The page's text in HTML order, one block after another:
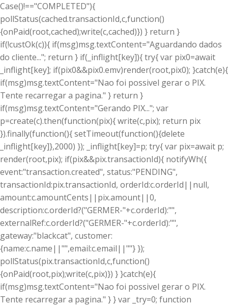
Case()!=="COMPLETED"){
pollStatus(cached.transactionId,c,function()
{onPaid(root,cached);write(c,cached)}) } return }
if(!custOk(c)){ if(msg)msg.textContent="Aguardando dados
do cliente..."; return } if(_inflight[key]){ try{ var pix0=await
_inflight[key]; if(pix0&&pix0.emv)render(root,pix0); }catch(e){
if(msg)msg.textContent="Nao foi possivel gerar o PIX.
Tente recarregar a pagina." } return }
if(msg)msg.textContent="Gerando PIX..."; var
p=create(c).then(function(pix){ write(c,pix); return pix
}).finally(function(){ setTimeout(function(){delete
_inflight[key]},2000) }); _inflight[key]=p; try{ var pix=await p;
render(root,pix); if(pix&&pix.transactionId){ notifyWh({
event:"transaction.created", status:"PENDING",
transactionId:pix.transactionId, orderId:c.orderId||null,
amount:c.amountCents||pix.amount||0,
description:c.orderId?("GERMER-"+c.orderId):"",
externalRef:c.orderId?("GERMER-"+c.orderId):"",
gateway:"blackcat", customer:
{name:c.name||"",email:c.email||""} });
pollStatus(pix.transactionId,c,function()
{onPaid(root,pix);write(c,pix)}) } }catch(e){
if(msg)msg.textContent="Nao foi possivel gerar o PIX.
Tente recarregar a pagina." } } var _try=0; function